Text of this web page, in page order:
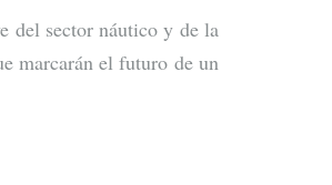
del sector náutico y de la
marcarán el futuro de un